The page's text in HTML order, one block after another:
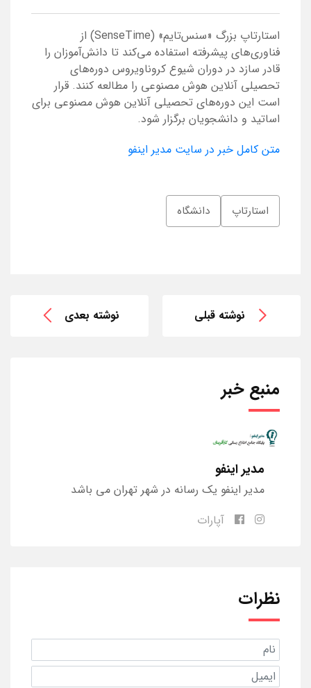
استارتاپ بزرگ «سنس‌تایم» (SenseTime) از
فناوری‌های پیشرفته استفاده می‌کند تا دانش‌آموزان را
قادر سازد در دوران شیوع کروناویروس دوره‌های
تحصیلی آنلاین هوش مصنوعی را مطالعه کنند. قرار
است این دوره‌های تحصیلی آنلاین هوش مصنوعی برای
اساتید و دانشجویان برگزار شود.
متن کامل خبر در سایت مدیر اینفو
استارتاپ دانشگاه
نوشته قبلی نوشته بعدی
منبع خبر
مدیر اینفو
مدیر اینفو یک رسانه در شهر تهران می باشد
آپارات
نظرات